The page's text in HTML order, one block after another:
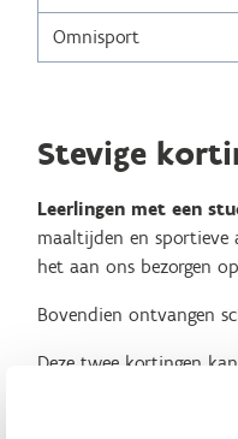
Omnisport
Stevige
Leerlingen met een
maaltijden en sportieve
het aan ons bezorgen
Bovendien ontvangen
Deze twee kortingen